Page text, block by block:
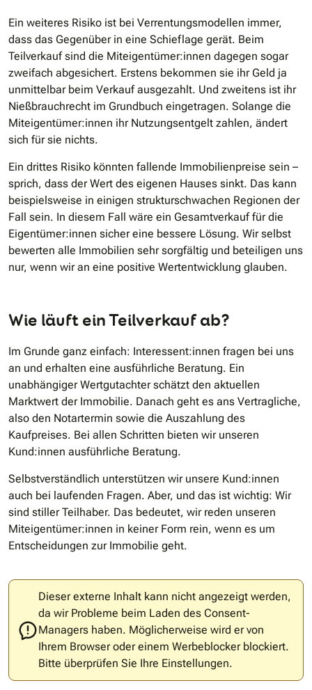
Ein weiteres Risiko ist bei Verrentungsmodellen immer,
dass das Gegenüber in eine Schieflage gerät. Beim
Teilverkauf sind die Miteigentümer:innen dagegen sogar
zweifach abgesichert. Erstens bekommen sie ihr Geld ja
unmittelbar beim Verkauf ausgezahlt. Und zweitens ist ihr
Nießbrauchrecht im Grundbuch eingetragen. Solange die
Miteigentümer:innen ihr Nutzungsentgelt zahlen, ändert
sich für sie nichts.
Ein drittes Risiko könnten fallende Immobilienpreise sein –
sprich, dass der Wert des eigenen Hauses sinkt. Das kann
beispielsweise in einigen strukturschwachen Regionen der
Fall sein. In diesem Fall wäre ein Gesamtverkauf für die
Eigentümer:innen sicher eine bessere Lösung. Wir selbst
bewerten alle Immobilien sehr sorgfältig und beteiligen uns
nur, wenn wir an eine positive Wertentwicklung glauben.
Wie läuft ein Teilverkauf ab?
Im Grunde ganz einfach: Interessent:innen fragen bei uns
an und erhalten eine ausführliche Beratung. Ein
unabhängiger Wertgutachter schätzt den aktuellen
Marktwert der Immobilie. Danach geht es ans Vertragliche,
also den Notartermin sowie die Auszahlung des
Kaufpreises. Bei allen Schritten bieten wir unseren
Kund:innen ausführliche Beratung.
Selbstverständlich unterstützen wir unsere Kund:innen
auch bei laufenden Fragen. Aber, und das ist wichtig: Wir
sind stiller Teilhaber. Das bedeutet, wir reden unseren
Miteigentümer:innen in keiner Form rein, wenn es um
Entscheidungen zur Immobilie geht.
Dieser externe Inhalt kann nicht angezeigt werden,
da wir Probleme beim Laden des Consent-
Managers haben. Möglicherweise wird er von
Ihrem Browser oder einem Werbeblocker blockiert.
Bitte überprüfen Sie Ihre Einstellungen.